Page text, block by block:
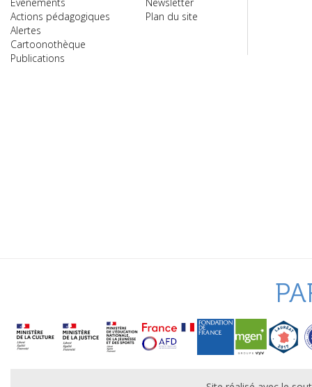
Actions pédagogiques
Alertes
Cartoonothèque
Publications
Plan du site